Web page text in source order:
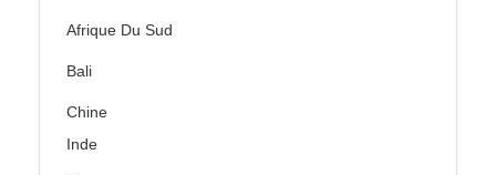
Afrique Du Sud
Bali
Chine
Inde